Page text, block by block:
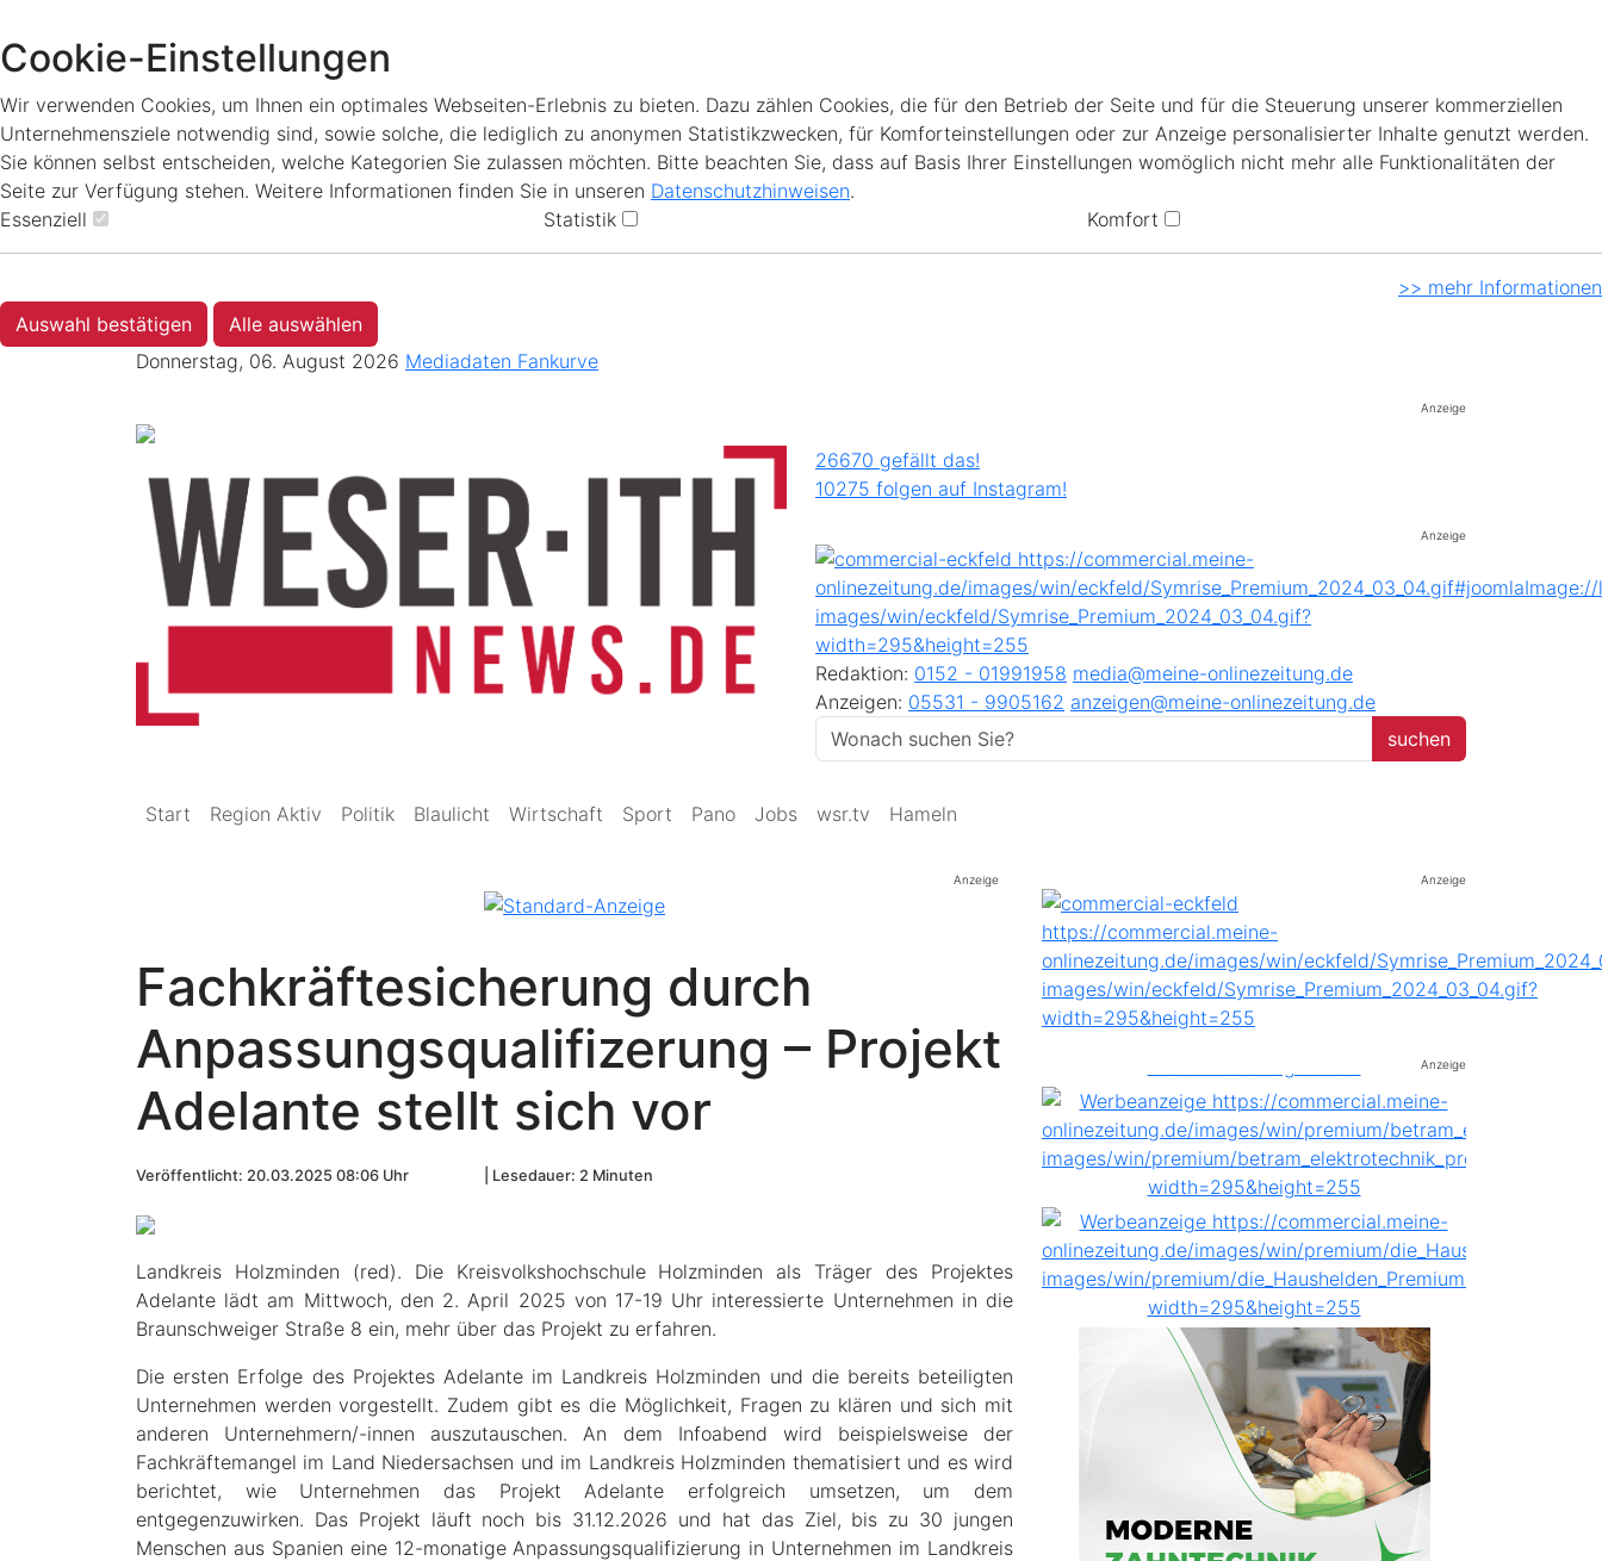
Cookie-Einstellungen
Wir verwenden Cookies, um Ihnen ein optimales Webseiten-Erlebnis zu bieten. Dazu zählen Cookies, die für den Betrieb der Seite und für die Steuerung unserer kommerziellen
Unternehmensziele notwendig sind, sowie solche, die lediglich zu anonymen Statistikzwecken, für Komforteinstellungen oder zur Anzeige personalisierter Inhalte genutzt werden.
Sie können selbst entscheiden, welche Kategorien Sie zulassen möchten. Bitte beachten Sie, dass auf Basis Ihrer Einstellungen womöglich nicht mehr alle Funktionalitäten der
Seite zur Verfügung stehen. Weitere Informationen finden Sie in unseren Datenschutzhinweisen.
Essenziell
Statistik Komfort
>> mehr Informationen
Auswahl bestätigen
Alle auswählen
Donnerstag, 06. August 2026 Mediadaten Fankurve
Anzeige
26670 gefällt das!
10275 folgen auf Instagram!
Anzeige
Redaktion: 0152 - 01991958 media@meine-onlinezeitung.de
Anzeigen: 05531 - 9905162 anzeigen@meine-onlinezeitung.de
Start Region Aktiv Politik Blaulicht Wirtschaft Sport Pano Jobs wsr.tv Hameln
Anzeige
Fachkräftesicherung durch
Anpassungsqualifizerung – Projekt
Adelante stellt sich vor
Veröffentlicht: 20.03.2025 08:06 Uhr Lesedauer: 2 Minuten
Landkreis Holzminden (red). Die Kreisvolkshochschule Holzminden als Träger des Projektes
Adelante lädt am Mittwoch, den 2. April 2025 von 17-19 Uhr interessierte Unternehmen in die
Braunschweiger Straße 8 ein, mehr über das Projekt zu erfahren.
Die ersten Erfolge des Projektes Adelante im Landkreis Holzminden und die bereits beteiligten
Unternehmen werden vorgestellt. Zudem gibt es die Möglichkeit, Fragen zu klären und sich mit
anderen Unternehmern/-innen auszutauschen. An dem Infoabend wird beispielsweise der
Fachkräftemangel im Land Niedersachsen und im Landkreis Holzminden thematisiert und es wird
berichtet, wie Unternehmen das Projekt Adelante erfolgreich umsetzen, um dem
entgegenzuwirken. Das Projekt läuft noch bis 31.12.2026 und hat das Ziel, bis zu 30 jungen
Menschen aus Spanien eine 12-monatige Anpassungsqualifizierung in Unternehmen im Landkreis
Anzeige
Anzeige